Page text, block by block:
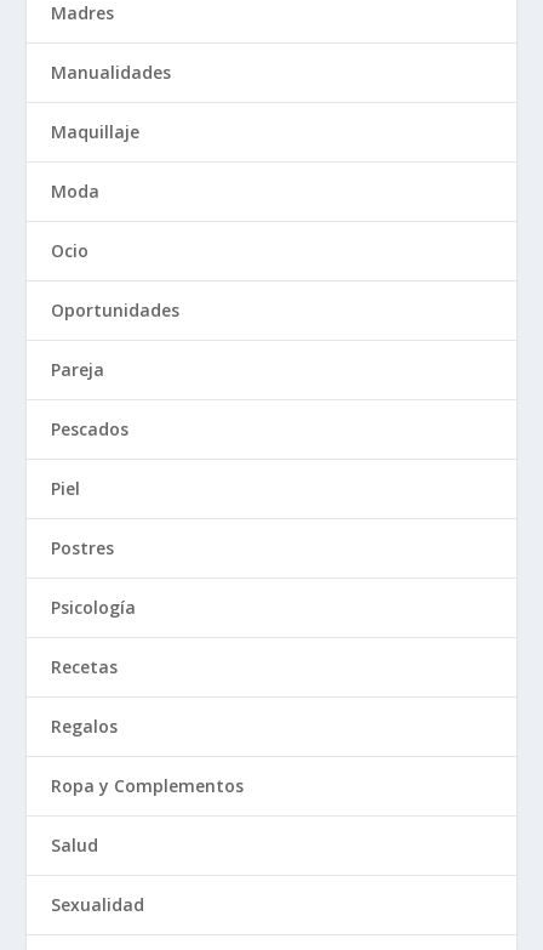
Madres
Manualidades
Maquillaje
Moda
Ocio
Oportunidades
Pareja
Pescados
Piel
Postres
Psicología
Recetas
Regalos
Ropa y Complementos
Salud
Sexualidad